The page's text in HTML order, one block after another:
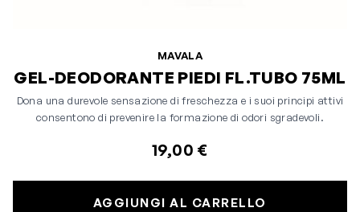
MAVALA
GEL-DEODORANTE PIEDI FL.TUBO 75ML
Dona una durevole sensazione di freschezza e i suoi principi attivi
consentono di prevenire la formazione di odori sgradevoli.
19,00 €
AGGIUNGI AL CARRELLO